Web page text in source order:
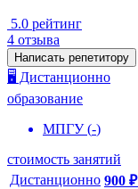
5.0 рейтинг
4 отзыва
Написать репетитору
🖥️ Дистанционно
образование
МПГУ(-)
стоимость занятий
Дистанционно 900 ₽